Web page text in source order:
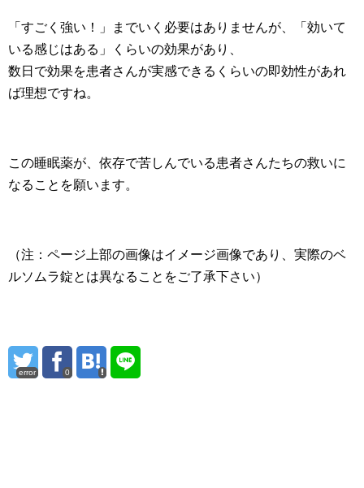
「すごく強い！」までいく必要はありませんが、「効いて
いる感じはある」くらいの効果があり、
数日で効果を患者さんが実感できるくらいの即効性があれ
ば理想ですね。
この睡眠薬が、依存で苦しんでいる患者さんたちの救いに
なることを願います。
（注：ページ上部の画像はイメージ画像であり、実際のベ
ルソムラ錠とは異なることをご了承下さい）
error 0